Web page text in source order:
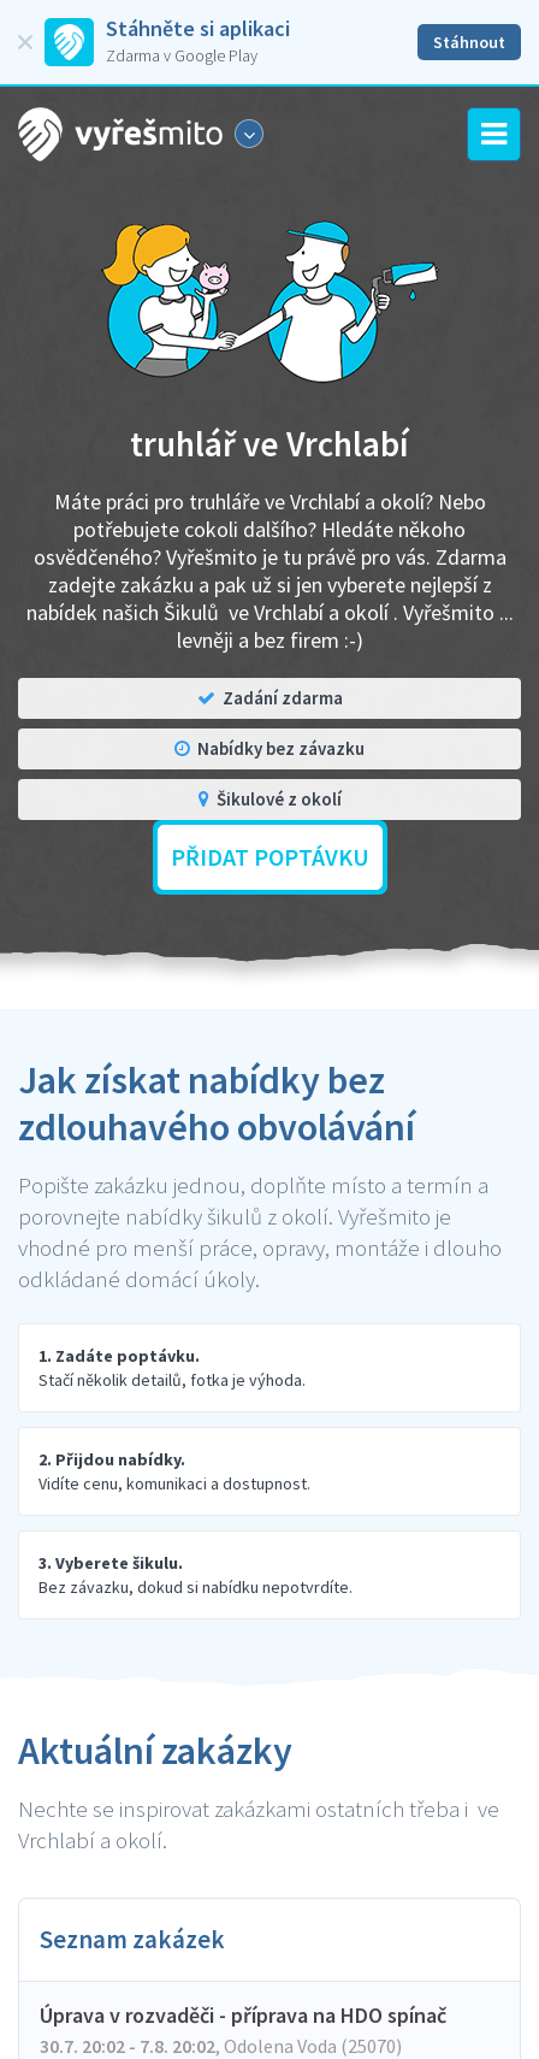
Stáhněte si aplikaci
Zdarma v Google Play
Stáhnout
truhlář ve Vrchlabí
Máte práci pro truhláře ve Vrchlabí a okolí? Nebo
potřebujete cokoli dalšího? Hledáte někoho
osvědčeného? Vyřešmito je tu právě pro vás. Zdarma
zadejte zakázku a pak už si jen vyberete nejlepší z
nabídek našich Šikulů ve Vrchlabí a okolí . Vyřešmito ...
levněji a bez firem :-)
Zadání zdarma
Nabídky bez závazku
Šikulové z okolí
PŘIDAT POPTÁVKU
Jak získat nabídky bez
zdlouhavého obvolávání
Popište zakázku jednou, doplňte místo a termín a
porovnejte nabídky šikulů z okolí. Vyřešmito je
vhodné pro menší práce, opravy, montáže i dlouho
odkládané domácí úkoly.
1. Zadáte poptávku.
Stačí několik detailů, fotka je výhoda.
2. Přijdou nabídky.
Vidíte cenu, komunikaci a dostupnost.
3. Vyberete šikulu.
Bez závazku, dokud si nabídku nepotvrdíte.
Aktuální zakázky
Nechte se inspirovat zakázkami ostatních třeba i ve
Vrchlabí a okolí.
Seznam zakázek
Úprava v rozvaděči - příprava na HDO spínač
30.7. 20:02 - 7.8. 20:02, Odolena Voda (25070)